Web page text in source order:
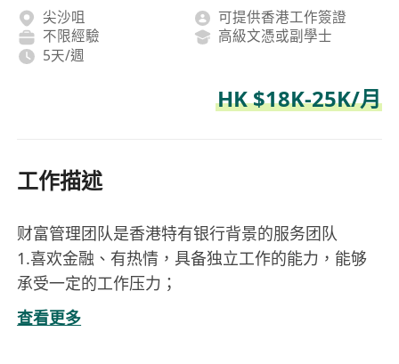
尖沙咀
可提供香港工作簽證
不限經驗
高級文憑或副學士
5天/週
HK $18K-25K/月
工作描述
财富管理团队是香港特有银行背景的服务团队
1.喜欢金融、有热情，具备独立工作的能力，能够
承受一定的工作压力；
2. 熟悉各类金融产品，善于产品分析和客户关系的
管理；
查看更多